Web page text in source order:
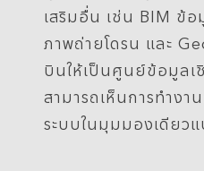
เสริมอื่น เช่น BIM ข้
ภาพถ่ายโดรน และ
บินให้เป็นศูนย์ข้อมูล
สามารถเห็นการทำง
ระบบในมุมมองเดียว